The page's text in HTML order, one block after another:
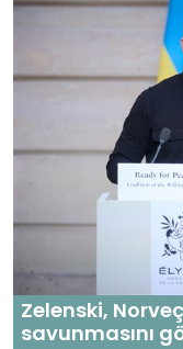
Zelenski,
savunmasını